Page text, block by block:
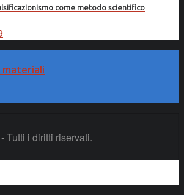
come metodo scientifico
materiali
Tutti i diritti riservati.